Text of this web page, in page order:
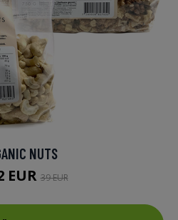
NUTS
EUR39 EUR